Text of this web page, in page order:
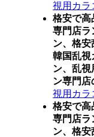
視用カラ
格安で高
専門店ラ
ン、格安
韓国乱視
ン、乱
ン専門
視用カラ
格安で高
専門店ラ
ン、格安